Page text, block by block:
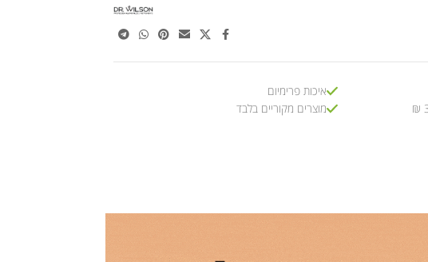
איכות פרימיום
מוצרים מקוריים בלבד